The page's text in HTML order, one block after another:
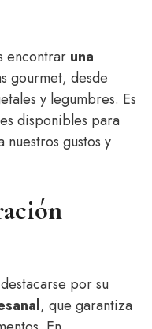
encontrar una
gourmet, desde
y legumbres. Es
disponibles para
nuestros gustos y
por su
, que garantiza